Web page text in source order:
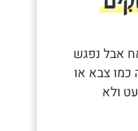
אבל נפגש
כמו צבא או
ולא